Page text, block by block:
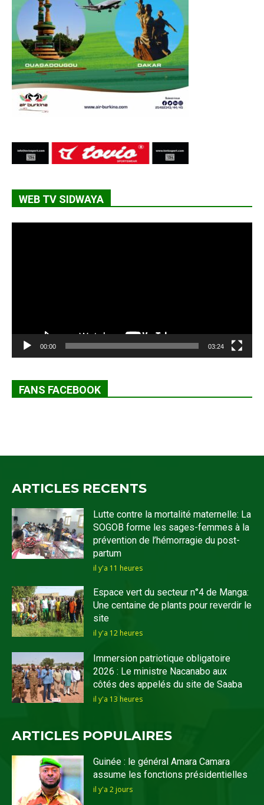
WEB TV SIDWAYA
00:00 03:24
FANS FACEBOOK
ARTICLES RECENTS
Lutte contre la mortalité maternelle: La
SOGOB forme les sages-femmes à la
prévention de l’hémorragie du post-
partum
il y'a 11 heures
Espace vert du secteur n°4 de Manga:
Une centaine de plants pour reverdir le
site
il y'a 12 heures
Immersion patriotique obligatoire
2026 : Le ministre Nacanabo aux
côtés des appelés du site de Saaba
il y'a 13 heures
ARTICLES POPULAIRES
Guinée : le général Amara Camara
assume les fonctions présidentielles
il y'a 2 jours